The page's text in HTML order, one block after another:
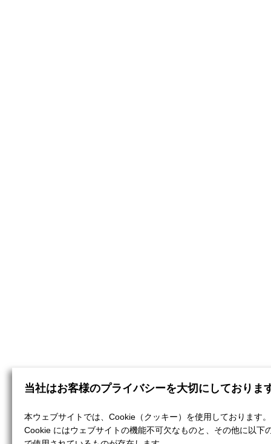
当社はお客様のプライバシーを大切にしておりま
本ウェブサイトでは、Cookie（クッキー）を使用しております。
Cookie にはウェブサイトの機能不可欠なものと、その他に以下